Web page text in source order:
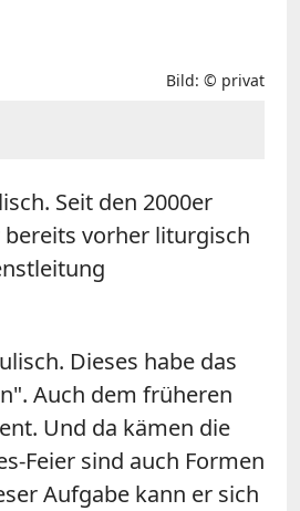
Bild: © privat
Seit den 2000er
vorher liturgisch
Dieses habe das
Auch dem früheren
Und da kämen die
Feier sind auch Formen
Aufgabe kann er sich